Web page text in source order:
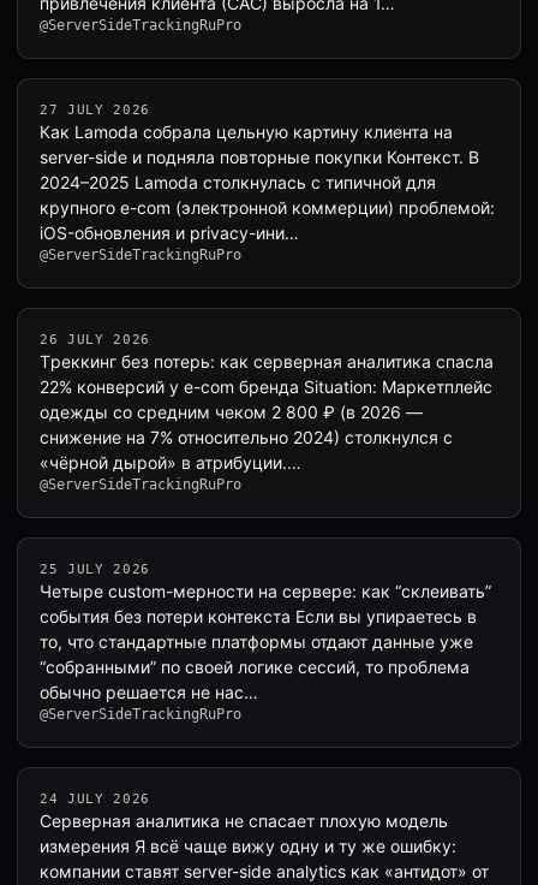
@ServerSideTrackingRuPro
27 JULY 2026
Как Lamoda собрала цельную картину клиента на
server-side и подняла повторные покупки Контекст. В
2024–2025 Lamoda столкнулась с типичной для
крупного e-com (электронной коммерции) проблемой:
iOS-обновления и privacy-ини…
@ServerSideTrackingRuPro
26 JULY 2026
Tреккинг без потерь: как серверная аналитика спасла
22% конверсий у e-com бренда Situation: Маркетплейс
одежды со средним чеком 2 800 ₽ (в 2026 —
снижение на 7% относительно 2024) столкнулся с
«чёрной дырой» в атрибуции.…
@ServerSideTrackingRuPro
25 JULY 2026
Четыре custom-мерности на сервере: как “склеивать”
события без потери контекста Если вы упираетесь в
то, что стандартные платформы отдают данные уже
“собранными” по своей логике сессий, то проблема
обычно решается не нас…
@ServerSideTrackingRuPro
24 JULY 2026
Серверная аналитика не спасает плохую модель
измерения Я всё чаще вижу одну и ту же ошибку:
компании ставят server-side analytics как «антидот» от